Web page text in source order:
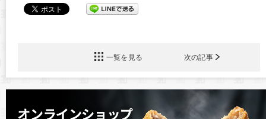
一覧を見る 次の記事